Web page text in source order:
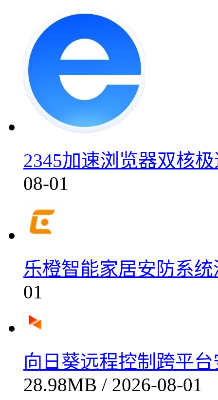
2345加速浏览器双核
08-01
乐橙智能家居安防系统
01
向日葵远程控制跨平
28.98MB / 2026-08-01